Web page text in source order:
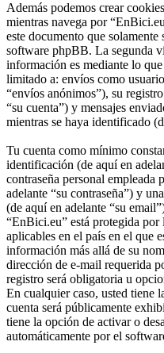
Además podemos crear
mientras navega por
este documento que solamente
software phpBB. La segunda
información es mediante lo
limitado a: envíos como
“envíos anónimos”), su
“su cuenta”) y mensajes
mientras se haya identificado
Tu cuenta como mínimo
identificación (de aquí en
contraseña personal
adelante “su contraseña”) y
(de aquí en adelante “su
“EnBici.eu” está protegida por
aplicables en el país en el que
información más allá de su
dirección de e-mail requerida
registro será obligatoria u
En cualquier caso, usted tiene
cuenta será públicamente
tiene la opción de activar o
automáticamente por el